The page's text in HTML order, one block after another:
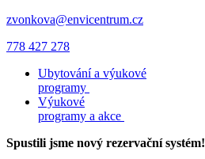
zvonkova@envicentrum.cz
778 427 278
Ubytování a výukové
programy
Výukové
programy a akce
Spustili jsme nový rezervační systém!